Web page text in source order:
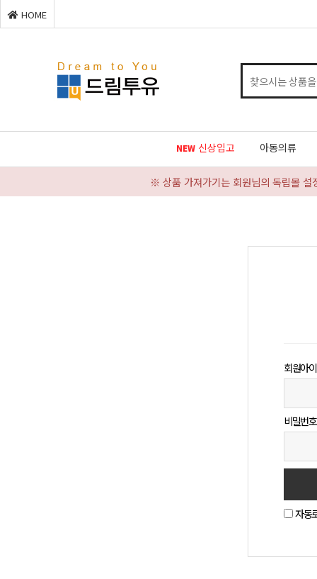
HOME
NEW신상입고 아동의류
※ 상품 가져가기는 회원님의 독립몰
회원아
비밀번호
자동